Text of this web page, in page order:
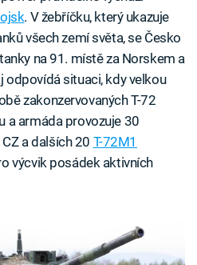
. V žebříčku, který ukazuje
všech zemí světa, se Česko
na 91. místě za Norskem a
odpovídá situaci, kdy velkou
zakonzervovaných T-72
a armáda provozuje 30
a dalších 20 T-72M1
výcvik posádek aktivních